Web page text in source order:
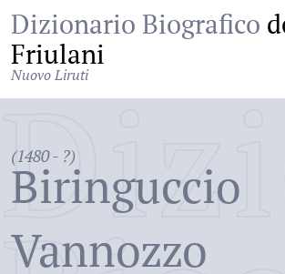
Dizionario Biografico
Friulani
Nuovo Liruti
(1480 - ?)
Biringuccio
Vannozzo